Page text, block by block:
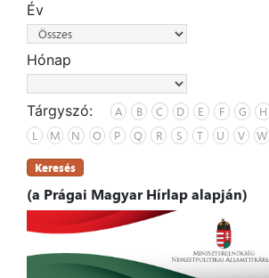
Év
Hónap
Tárgyszó: A B C D E F G H
L
M N O P Q R S T U V W
Keresés
(a Prágai Magyar Hírlap alapján)